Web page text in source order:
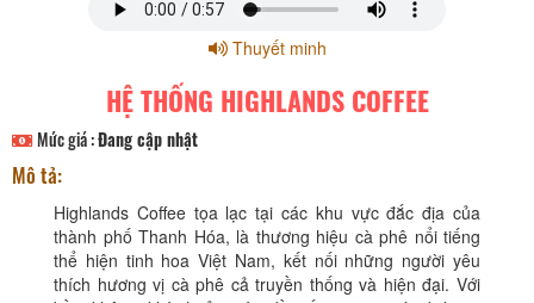
Thuyết minh
HỆ THỐNG HIGHLANDS COFFEE
Mức giá :Đang cập nhật
Mô tả:
Highlands Coffee tọa lạc tại các khu vực đắc địa của
thành phố Thanh Hóa, là thương hiệu cà phê nổi tiếng
thể hiện tinh hoa Việt Nam, kết nối những người yêu
thích hương vị cà phê cả truyền thống và hiện đại. Với